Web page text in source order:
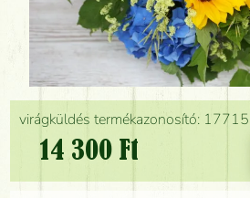
virágküldés termékazonosító: 17715
14 300 Ft